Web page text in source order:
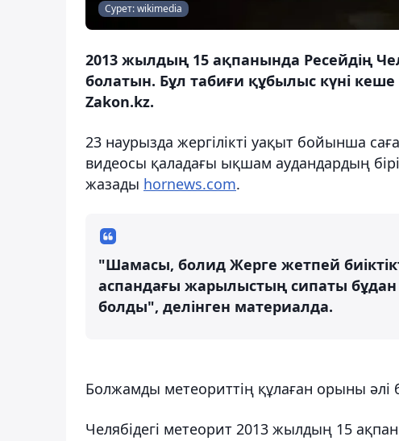
Сурет: wikimedia
2013 жылдың 15 ақпанында Ресейдің
болатын. Бұл табиғи құбылыс күні
Zakon.kz.
23 наурызда жергілікті уақыт бойынша
видеосы қаладағы ықшам аудандардың
жазады hornews.com.
"Шамасы, болид Жерге жетпей
аспандағы жарылыстың сипаты
болды", делінген материалда.
Болжамды метеориттің құлаған орыны әлі
Челябідегі метеорит 2013 жылдың 15